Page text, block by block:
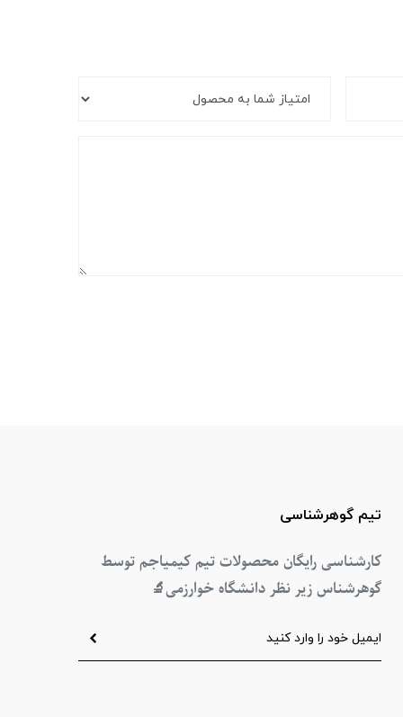
تیم گوهرشناسی
کارشناسی رایگان محصولات تیم کیمیاجم توسط
گوهرشناس زیر نظر دانشگاه خوارزمی🔬